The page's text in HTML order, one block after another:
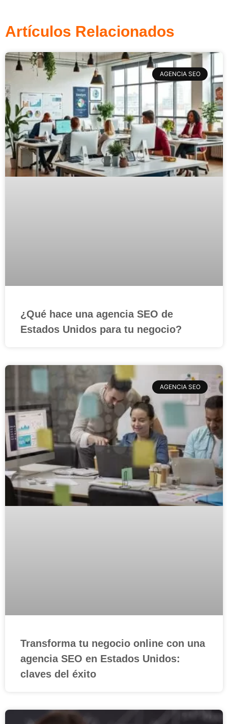
Artículos Relacionados
AGENCIA SEO
¿Qué hace una agencia SEO de
Estados Unidos para tu negocio?
AGENCIA SEO
Transforma tu negocio online con una
agencia SEO en Estados Unidos:
claves del éxito